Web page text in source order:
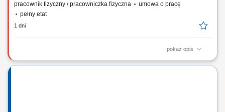
pracownik fizyczny / pracowniczka fizyczna
umowa o pracę
pełny etat
1 dni
pokaż opis
Zadania Składanie zespołów maszynowych i stanowisk przemysłowych